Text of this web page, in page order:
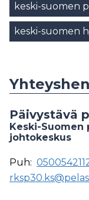
keski-suomen
keski-suomen
Päivystävä
Keski-Suomen
johtokeskus
Puh: